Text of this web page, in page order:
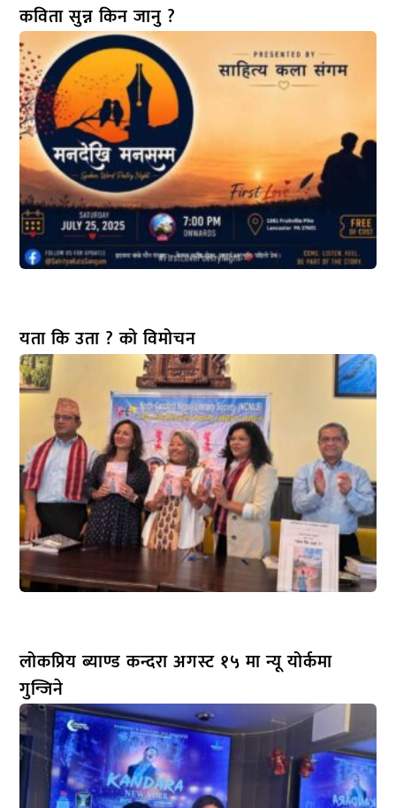
कविता सुन्न किन जानु ?
यता कि उता ? को विमोचन
लोकप्रिय ब्याण्ड कन्दरा अगस्ट १५ मा न्यू योर्कमा
गुन्जिने